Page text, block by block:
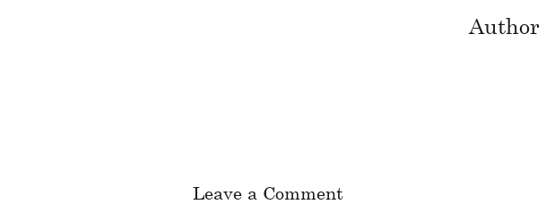
Author
Leave a Comment